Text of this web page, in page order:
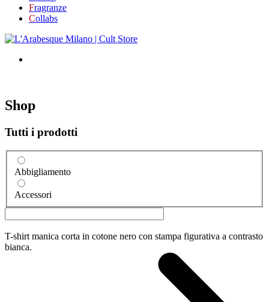
Fragranze
Collabs
Shop
Tutti i prodotti
Abbigliamento
Accessori
T-shirt manica corta in cotone nero con stampa figurativa a contrasto
bianca.